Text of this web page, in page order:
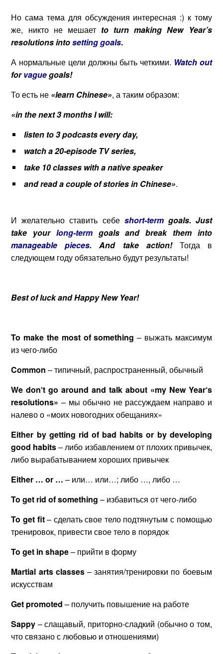
Но сама тема для обсуждения интересная :) к тому
же, никто не мешает to turn making New Year’s
resolutions intosetting goals.
А нормальные цели должны быть четкими. Watch out
forvaguegoals!
То есть не «learn Chinese», а таким образом:
«in the next 3 months I will:
listen to 3 podcasts every day,
watch a 20-episode TV series,
take 10 classes with a native speaker
and read a couple of stories in Chinese».
И желательно ставить себе short-termgoals. Just
take your long-termgoals and break them into
manageable pieces. And take action! Тогда в
следующем году обязательно будут результаты!
Best of luck and Happy New Year!
To make the most of something – выжать максимум
из чего-либо
Common – типичный, распространенный, обычный
We don‘t go around and talk about «my New Year‘s
resolutions» – мы обычно не рассуждаем направо и
налево о «моих новогодних обещаниях»
Either by getting rid of bad habits or by developing
good habits– либо избавлением от плохих привычек,
либо вырабатыванием хороших привычек
Either …or … – или… или…; либо …, либо …
To get rid of something – избавиться от чего-либо
To get fit– сделать свое тело подтянутым с помощью
тренировок, привести свое тело в порядок
To get in shape– прийти в форму
Martial arts classes– занятия/тренировки по боевым
искусствам
Get promoted – получить повышение на работе
Sappy – слащавый, приторно-сладкий (обычно о том,
что связано с любовью и отношениями)